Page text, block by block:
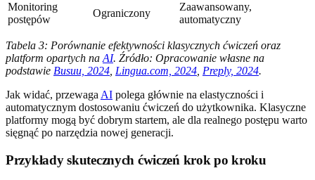
Monitoring
postępów
Ograniczony
Zaawansowany,
automatyczny
Tabela 3: Porównanie efektywności klasycznych ćwiczeń oraz
platform opartych na AI. Źródło: Opracowanie własne na
podstawie Busuu, 2024 Lingua.com, 2024 Preply, 2024.
Jak widać, przewaga AI polega głównie na elastyczności i
automatycznym dostosowaniu ćwiczeń do użytkownika. Klasyczne
platformy mogą być dobrym startem, ale dla realnego postępu warto
sięgnąć po narzędzia nowej generacji.
Przykłady skutecznych ćwiczeń krok po kroku